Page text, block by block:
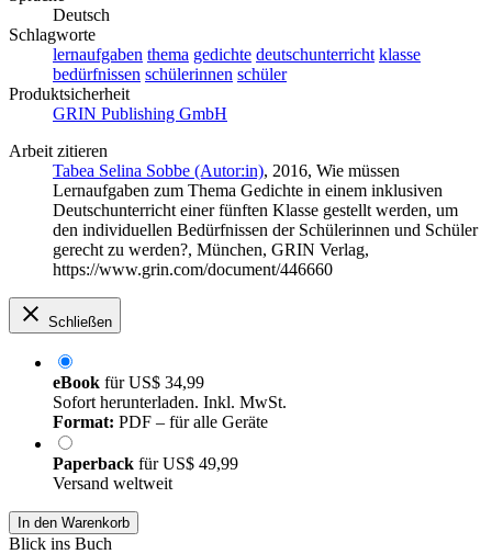
Deutsch
Schlagworte
lernaufgaben thema gedichte deutschunterricht klasse
bedürfnissen schülerinnen schüler
Produktsicherheit
GRIN Publishing GmbH
Arbeit zitieren
Tabea Selina Sobbe (Autor:in), 2016, Wie müssen
Lernaufgaben zum Thema Gedichte in einem inklusiven
Deutschunterricht einer fünften Klasse gestellt werden, um
den individuellen Bedürfnissen der Schülerinnen und Schüler
gerecht zu werden?, München, GRIN Verlag,
https://www.grin.com/document/446660
Schließen
eBook fürUS$ 34,99
Sofort herunterladen. Inkl. MwSt.
Format: PDF – für alle Geräte
Paperback fürUS$ 49,99
Versand weltweit
In den Warenkorb
Blick ins Buch